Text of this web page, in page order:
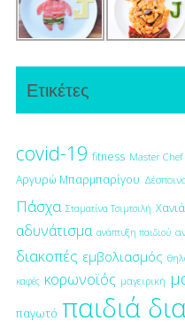
Ετικέτες
covid-19 fitness Master Chef
Αργυρώ Μπαρμπαρίγου
Πάσχα Σταματίνα Τσιμτσιλή Χανιά
αδυνάτισμα ανάπτυξη παιδιού
διακοπές εμβολιασμός
καφές κορωνοϊός μαγειρική
παγωτό παιδιά